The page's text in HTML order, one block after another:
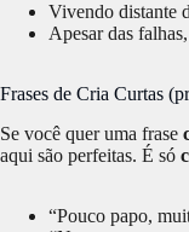
Vivendo distante
Apesar das
Frases de Cria Curtas
Se você quer uma frase
aqui são perfeitas. É só
“Pouco papo,